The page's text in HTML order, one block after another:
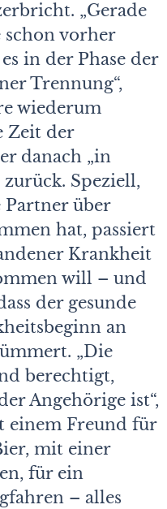
„Gerade
schon vorher
in der Phase der
Trennung“,
wiederum
Zeit der
danach „in
Speziell,
Partner über
hat, passiert
Krankheit
will – und
der gesunde
an
„Die
berechtigt,
Angehörige ist“,
einem Freund für
mit einer
für ein
– alles